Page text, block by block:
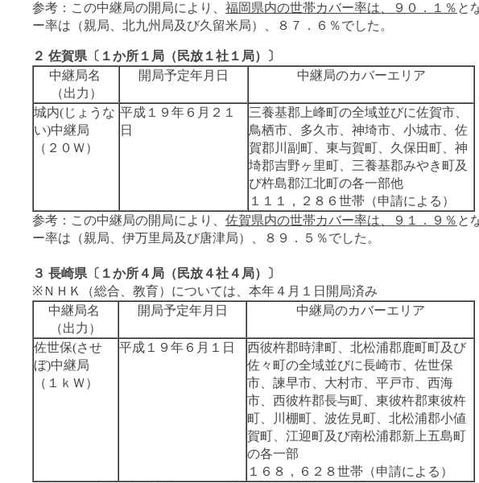
参考：この中継局の開局により、 福岡県内の世帯カバー率は、９０．１％ と
ー率は（親局、北九州局及び久留米局）、８７．６％でした。
２ 佐賀県〔１か所１局（民放１社１局）〕
中継局名
（出力）
開局予定年月日 中継局のカバーエリア
城内(じょうな
い)中継局
（２０Ｗ）
平成１９年６月２１
日
三養基郡上峰町の全域並びに佐賀市、
鳥栖市、多久市、神埼市、小城市、佐
賀郡川副町、東与賀町、久保田町、神
埼郡吉野ヶ里町、三養基郡みやき町及
び杵島郡江北町の各一部他
１１１，２８６世帯（申請による）
参考：この中継局の開局により、 佐賀県内の世帯カバー率は、９１．９％ と
ー率は（親局、伊万里局及び唐津局）、８９．５％でした。
３ 長崎県〔１か所４局（民放４社４局）〕
※ＮＨＫ（総合、教育）については、本年４月１日開局済み
中継局名
（出力）
開局予定年月日 中継局のカバーエリア
佐世保(させ
ぼ)中継局
（１ｋＷ）
平成１９年６月１日
西彼杵郡時津町、北松浦郡鹿町町及び
佐々町の全域並びに長崎市、佐世保
市、諫早市、大村市、平戸市、西海
市、西彼杵郡長与町、東彼杵郡東彼杵
町、川棚町、波佐見町、北松浦郡小値
賀町、江迎町及び南松浦郡新上五島町
の各一部
１６８，６２８世帯（申請による）